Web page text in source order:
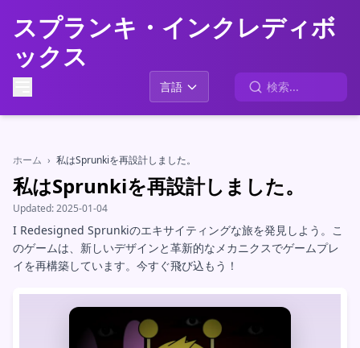
スプランキ・インクレディボ
ックス
言語
ホーム › 私はSprunkiを再設計しました。
私はSprunkiを再設計しました。
Updated:2025-01-04
I Redesigned Sprunkiのエキサイティングな旅を発見しよう。こ
のゲームは、新しいデザインと革新的なメカニクスでゲームプレ
イを再構築しています。今すぐ飛び込もう！